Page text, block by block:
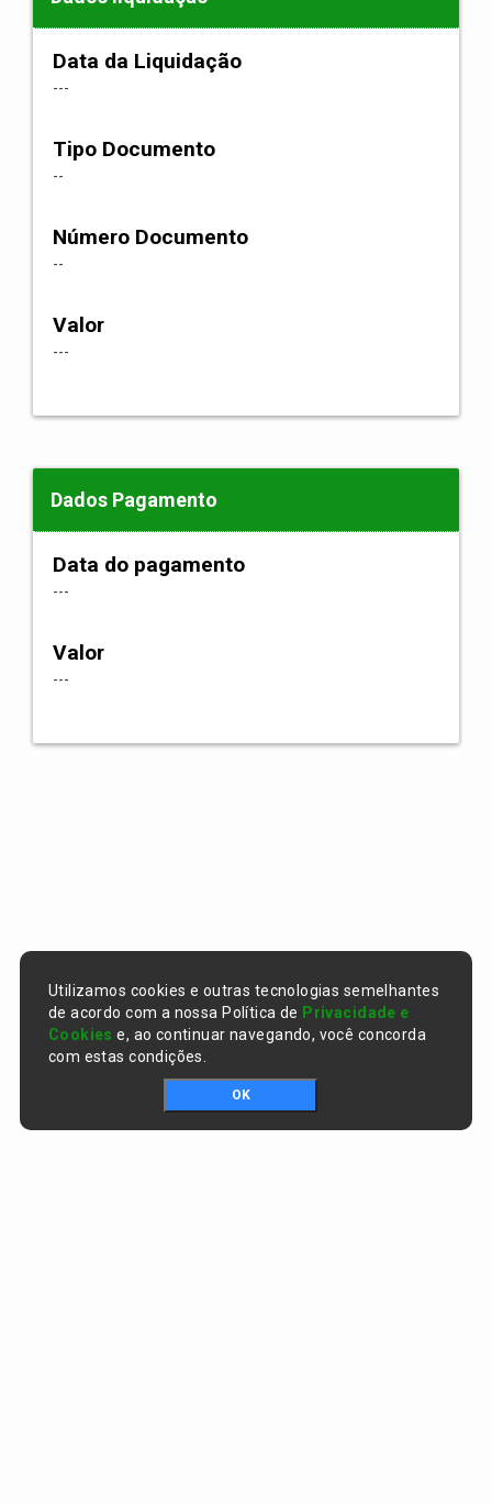
Data da Liquidação
---
Tipo Documento
--
Número Documento
--
Valor
---
Dados Pagamento
Data do pagamento
---
Valor
---
Utilizamos cookies e outras tecnologias semelhantes
de acordo com a nossa Política de Privacidade e
Cookies e, ao continuar navegando, você concorda
com estas condições.
OK